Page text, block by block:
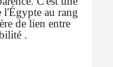
l'Égypte au rang
de lien entre
.